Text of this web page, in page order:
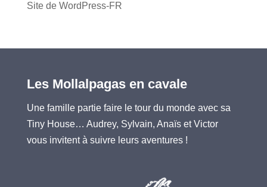
Site de WordPress-FR
Les Mollalpagas en cavale
Une famille partie faire le tour du monde avec sa
Tiny House… Audrey, Sylvain, Anaïs et Victor
vous invitent à suivre leurs aventures !